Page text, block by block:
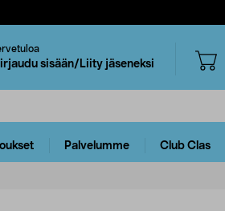
sisään/Liity jäseneksi
Palvelumme Club Clas